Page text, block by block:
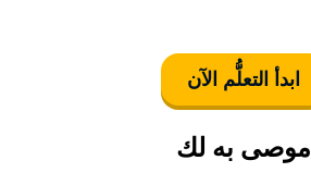
ابدأ التعلُّم الآن
موصى به لك